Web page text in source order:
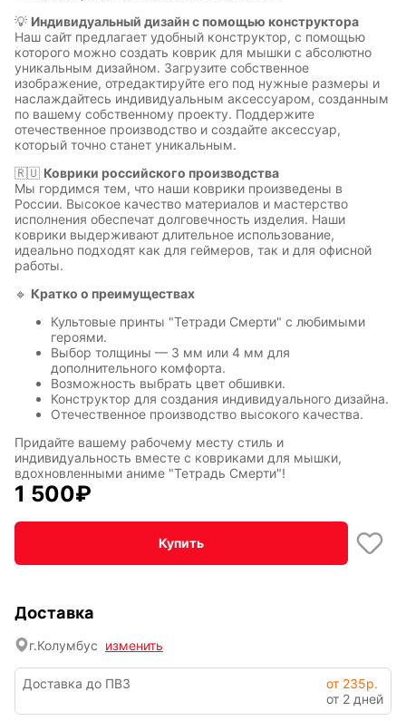
💡 Индивидуальный дизайн с помощью конструктора
Наш сайт предлагает удобный конструктор, с помощью
которого можно создать коврик для мышки с абсолютно
уникальным дизайном. Загрузите собственное
изображение, отредактируйте его под нужные размеры и
наслаждайтесь индивидуальным аксессуаром, созданным
по вашему собственному проекту. Поддержите
отечественное производство и создайте аксессуар,
который точно станет уникальным.
🇷🇺 Коврики российского производства
Мы гордимся тем, что наши коврики произведены в
России. Высокое качество материалов и мастерство
исполнения обеспечат долговечность изделия. Наши
коврики выдерживают длительное использование,
идеально подходят как для геймеров, так и для офисной
работы.
🔹 Кратко о преимуществах
Культовые принты "Тетради Смерти" с любимыми
героями.
Выбор толщины — 3 мм или 4 мм для
дополнительного комфорта.
Возможность выбрать цвет обшивки.
Конструктор для создания индивидуального дизайна.
Отечественное производство высокого качества.
Придайте вашему рабочему месту стиль и
индивидуальность вместе с ковриками для мышки,
вдохновленными аниме "Тетрадь Смерти"!
1 500₽
Купить
Доставка
г.Колумбус изменить
Доставка до ПВЗ
от 235р.
от 2 дней
Символы
года
Hot Wheels
Горячие
клавиши
Профессии
стиль